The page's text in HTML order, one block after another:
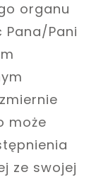
organu
Pana/Pani
może
ze swojej